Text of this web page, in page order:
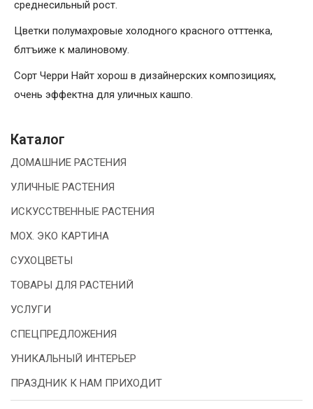
среднесильный рост.
Цветки полумахровые холодного красного отттенка,
блтъиже к малиновому.
Сорт Черри Найт хорош в дизайнерских композициях,
очень эффектна для уличных кашпо.
Каталог
ДОМАШНИЕ РАСТЕНИЯ
УЛИЧНЫЕ РАСТЕНИЯ
ИСКУССТВЕННЫЕ РАСТЕНИЯ
МОХ. ЭКО КАРТИНА
СУХОЦВЕТЫ
ТОВАРЫ ДЛЯ РАСТЕНИЙ
УСЛУГИ
СПЕЦПРЕДЛОЖЕНИЯ
УНИКАЛЬНЫЙ ИНТЕРЬЕР
ПРАЗДНИК К НАМ ПРИХОДИТ